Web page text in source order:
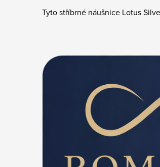
Tyto stříbrné náušnice Lotus